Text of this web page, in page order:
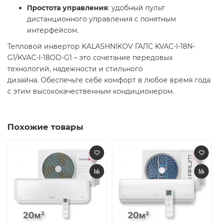
Простота управления: удобный пульт
дистанционного управления с понятным
интерфейсом.​
Тепловой инвертор KALASHNIKOV ГАЛС KVAC-I-18N-
G1/KVAC-I-18OD-G1 – это сочетание передовых
технологий, надежности и стильного
дизайна. Обеспечьте себе комфорт в любое время года
с этим высококачественным кондиционером.​
Похожие товары